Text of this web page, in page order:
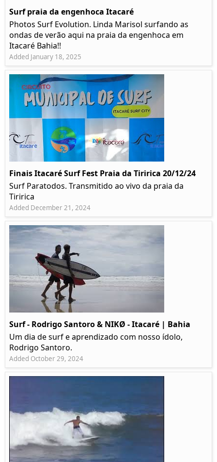
Surf praia da engenhoca Itacaré
Photos Surf Evolution. Linda Marisol surfando as
ondas de verão aqui na praia da engenhoca em
Itacaré Bahia!!
Added January 18, 2025
Finais Itacaré Surf Fest Praia da Tiririca 20/12/24
Surf Paratodos. Transmitido ao vivo da praia da
Tiririca
Added December 21, 2024
Surf - Rodrigo Santoro & NIKØ - Itacaré | Bahia
Um dia de surf e aprendizado com nosso ídolo,
Rodrigo Santoro.
Added October 29, 2024